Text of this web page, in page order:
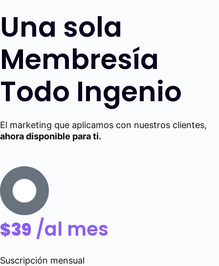
Una sola
Membresía
Todo Ingenio
El marketing que aplicamos con nuestros clientes,
ahora disponible para ti.
$39 /al mes
Suscripción mensual